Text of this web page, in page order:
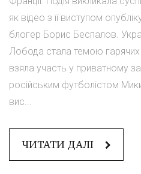
як відео з її виступом
блогер Борис Беспалов.
Лобода стала темою гарячих
взяла участь у приватному
російським футболістом
вис...
ЧИТАТИ ДАЛІ